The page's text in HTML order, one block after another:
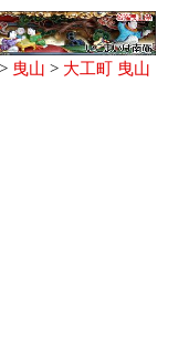
> 曳山 > 大工町 曳山